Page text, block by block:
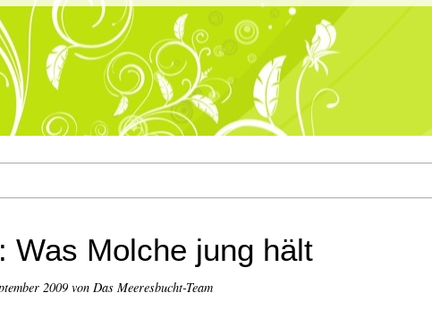
Was Molche jung hält
2009 von Das Meeresbucht-Team